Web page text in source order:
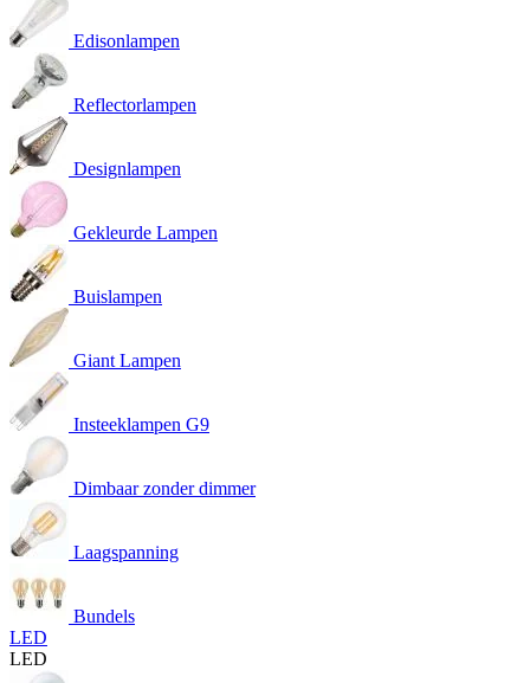
Edisonlampen
Reflectorlampen
Designlampen
Gekleurde Lampen
Buislampen
Giant Lampen
Insteeklampen G9
Dimbaar zonder dimmer
Laagspanning
Bundels
LED
LED